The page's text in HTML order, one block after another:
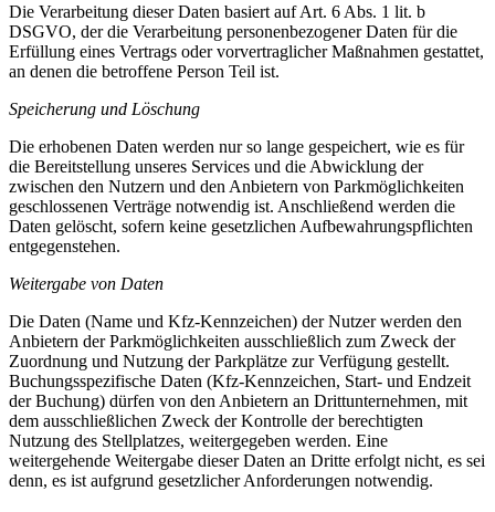
Die Verarbeitung dieser Daten basiert auf Art. 6 Abs. 1 lit. b
DSGVO, der die Verarbeitung personenbezogener Daten für die
Erfüllung eines Vertrags oder vorvertraglicher Maßnahmen gestattet,
an denen die betroffene Person Teil ist.
Speicherung und Löschung
Die erhobenen Daten werden nur so lange gespeichert, wie es für
die Bereitstellung unseres Services und die Abwicklung der
zwischen den Nutzern und den Anbietern von Parkmöglichkeiten
geschlossenen Verträge notwendig ist. Anschließend werden die
Daten gelöscht, sofern keine gesetzlichen Aufbewahrungspflichten
entgegenstehen.
Weitergabe von Daten
Die Daten (Name und Kfz-Kennzeichen) der Nutzer werden den
Anbietern der Parkmöglichkeiten ausschließlich zum Zweck der
Zuordnung und Nutzung der Parkplätze zur Verfügung gestellt.
Buchungsspezifische Daten (Kfz-Kennzeichen, Start- und Endzeit
der Buchung) dürfen von den Anbietern an Drittunternehmen, mit
dem ausschließlichen Zweck der Kontrolle der berechtigten
Nutzung des Stellplatzes, weitergegeben werden. Eine
weitergehende Weitergabe dieser Daten an Dritte erfolgt nicht, es sei
denn, es ist aufgrund gesetzlicher Anforderungen notwendig.